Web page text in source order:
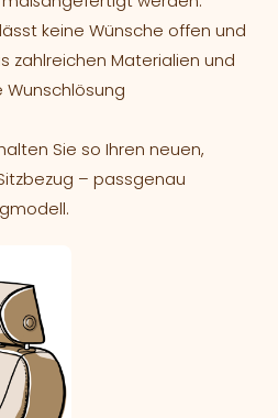
keine Wünsche offen und
zahlreichen Materialien und
Wunschlösung
Sie so Ihren neuen,
– passgenau